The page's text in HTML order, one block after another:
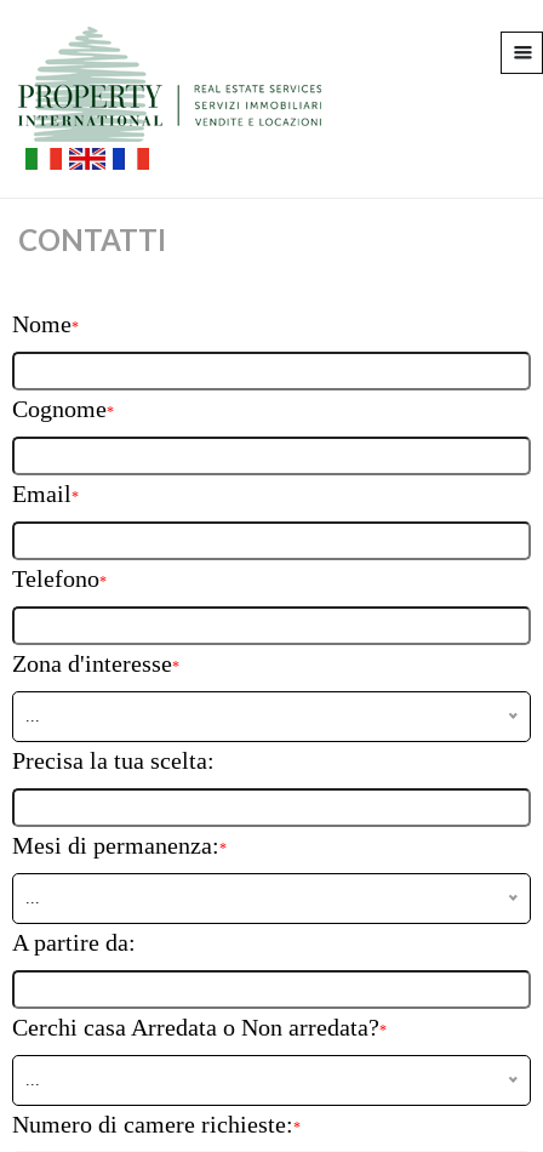
CONTATTI
Nome*
Cognome*
Email*
Telefono*
Zona d'interesse*
...
Precisa la tua scelta:
Mesi di permanenza:*
...
A partire da:
Cerchi casa Arredata o Non arredata?*
...
Numero di camere richieste:*